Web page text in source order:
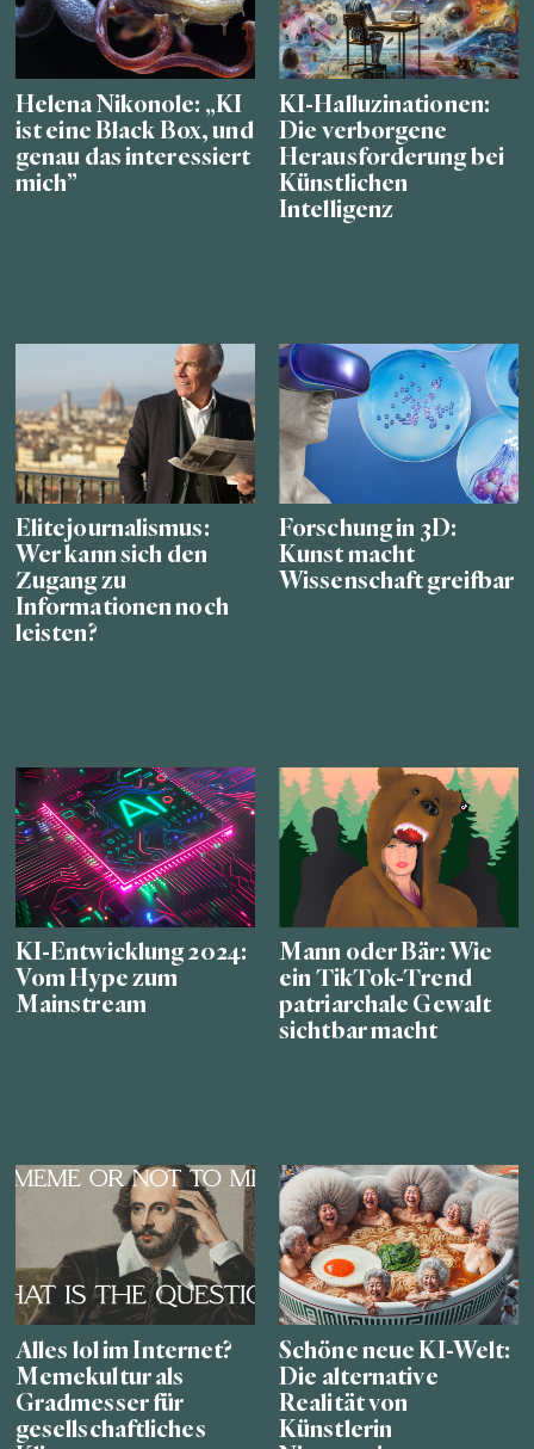
Helena Nikonole: „KI
ist eine Black Box, und
genau das interessiert
mich”
KI-Halluzinationen:
Die verborgene
Herausforderung bei
Künstlichen
Intelligenz
Elitejournalismus:
Wer kann sich den
Zugang zu
Informationen noch
leisten?
Forschung in 3D:
Kunst macht
Wissenschaft greifbar
KI-Entwicklung 2024:
Vom Hype zum
Mainstream
Mann oder Bär: Wie
ein TikTok-Trend
patriarchale Gewalt
sichtbar macht
Alles lol im Internet?
Memekultur als
Gradmesser für
gesellschaftliches
Schöne neue KI-Welt:
Die alternative
Realität von
Künstlerin